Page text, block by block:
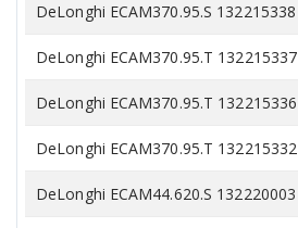
DeLonghi ECAM370.95.S 132215338
DeLonghi ECAM370.95.T 132215337
DeLonghi ECAM370.95.T 132215336
DeLonghi ECAM370.95.T 132215332
DeLonghi ECAM44.620.S 132220003